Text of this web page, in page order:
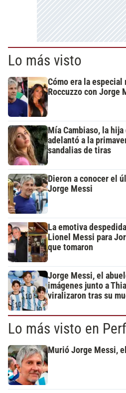
Lo más visto
Cómo era la
Roccuzzo con Jorge
Mía Cambiaso, la
adelantó a la
sandalias de tiras
Dieron a conocer el
Jorge Messi
La emotiva
Lionel Messi para
que tomaron
Jorge Messi, el
imágenes junto a
viralizaron tras su
Lo más visto en
Murió Jorge Messi,